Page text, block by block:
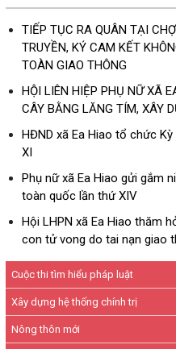
Cuộc thi tìm hiểu pháp luật
Xây dựng hệ thống chính trị
Nông thôn mới
TIẾP TỤC RA QUÂN TẠI
TRUYỀN, KÝ CAM KẾT
TOÀN GIAO THÔNG
HỘI LIÊN HIỆP PHỤ NỮ XÃ
CÂY BẰNG LĂNG TÍM, XÂY
HĐND xã Ea Hiao tổ chức
XI
Phụ nữ xã Ea Hiao gửi gắm
toàn quốc lần thứ XIV
Hội LHPN xã Ea Hiao thăm
con tử vong do tai nạn giao